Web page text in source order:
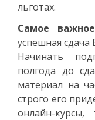
льготах.
Самое
успешная сдача
Начинать
полгода до
материал на
строго его
онлайн-